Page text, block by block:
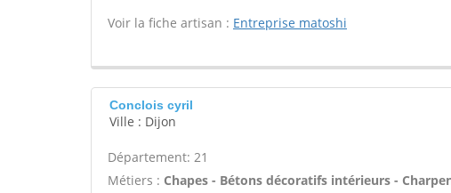
Voir la fiche artisan : Entreprise matoshi
Conclois cyril
Ville : Dijon
Département: 21
Métiers : Chapes - Bétons décoratifs intérieurs -